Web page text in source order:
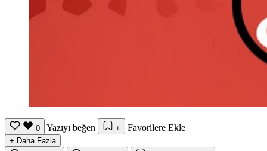
0 Yazıyı beğen + Favorilere Ekle
+ Daha Fazla